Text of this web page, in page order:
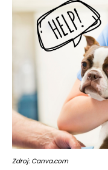
Zdroj: Canva.com